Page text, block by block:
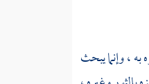
به ، وإنما يبحث